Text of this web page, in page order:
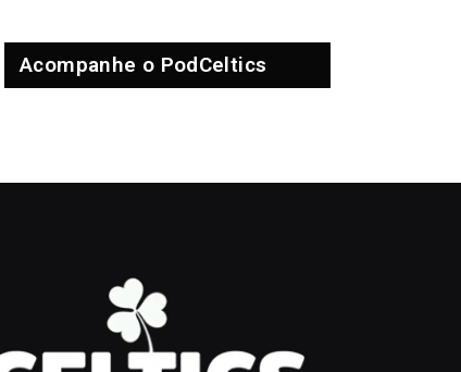
Acompanhe o PodCeltics